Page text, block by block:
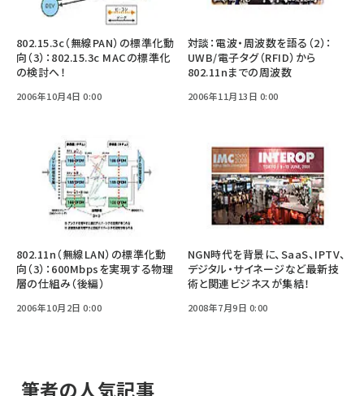
802.15.3c（無線PAN）の標準化動
向（3）：802.15.3c MACの標準化
の検討へ！
2006年10月4日 0:00
対談：電波・周波数を語る（2）：
UWB/電子タグ（RFID）から
802.11nまでの周波数
2006年11月13日 0:00
802.11n（無線LAN）の標準化動
向（3）：600Mbpsを実現する物理
層の仕組み（後編）
2006年10月2日 0:00
NGN時代を背景に、SaaS、IPTV、
デジタル・サイネージなど最新技
術と関連ビジネスが集結！
2008年7月9日 0:00
筆者の人気記事